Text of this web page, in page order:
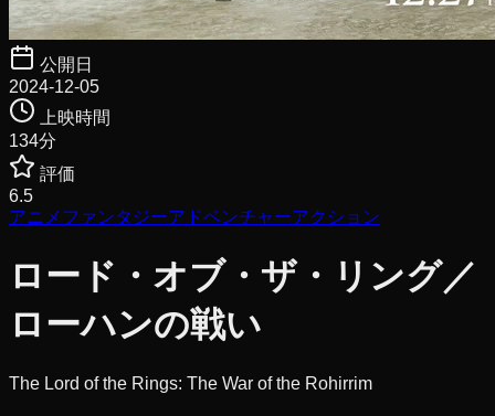
公開日
2024-12-05
上映時間
134分
評価
6.5
アニメ ファンタジーアドベンチャーアクション
ロード・オブ・ザ・リング／
ローハンの戦い
The Lord of the Rings: The War of the Rohirrim